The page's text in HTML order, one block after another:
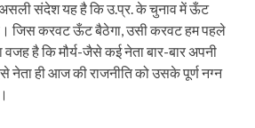
संदेश यह है कि उ.प्र. के चुनाव में ऊँट
जिस करवट ऊँट बैठेगा, उसी करवट हम पहले
है कि मौर्य-जैसे कई नेता बार-बार अपनी
नेता ही आज की राजनीति को उसके पूर्ण नग्न